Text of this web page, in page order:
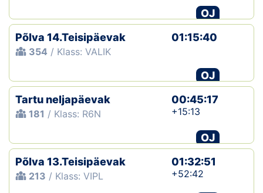
OJ
Põlva 14.Teisipäevak
354 / Klass: VALIK
01:15:40
OJ
Tartu neljapäevak
181 / Klass: R6N
00:45:17
+15:13
OJ
Põlva 13.Teisipäevak
213 / Klass: VIPL
01:32:51
+52:42